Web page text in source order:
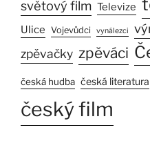
světový film Televize
Ulice Vojevůdci vynálezci
zpěvačky zpěváci
česká hudba česká literatura
český film